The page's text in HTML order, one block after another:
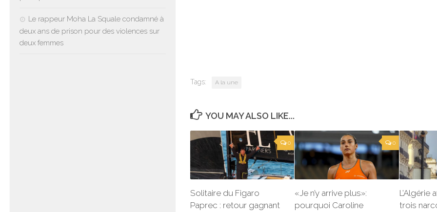
Tags: A la une
YOU MAY ALSO LIKE...
0
Solitaire du Figaro
Paprec : retour gagnant
0
«Je n’y arrive plus»:
pourquoi Caroline
L’Algérie
trois
Le rappeur Moha La Squale condamné à
deux ans de prison pour des violences sur
deux femmes